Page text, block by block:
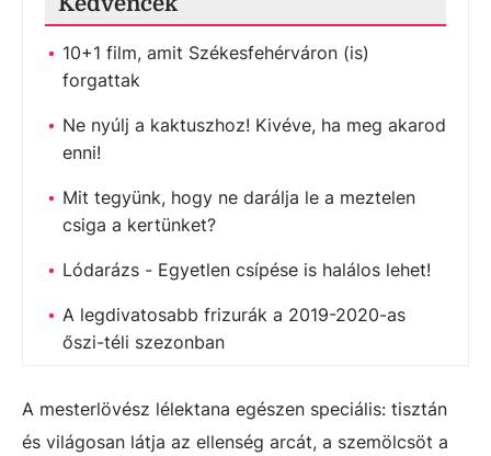
10+1 film, amit Székesfehérváron (is)
forgattak
Ne nyúlj a kaktuszhoz! Kivéve, ha meg akarod
enni!
Mit tegyünk, hogy ne darálja le a meztelen
csiga a kertünket?
Lódarázs - Egyetlen csípése is halálos lehet!
A legdivatosabb frizurák a 2019-2020-as
őszi-téli szezonban
A mesterlövész lélektana egészen speciális: tisztán
és világosan látja az ellenség arcát, a szemölcsöt a